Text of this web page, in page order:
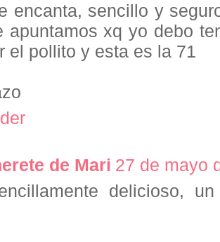
encanta, sencillo y
apuntamos xq yo debo
el pollito y esta es la 71
de Mari 27 de mayo
delicioso,